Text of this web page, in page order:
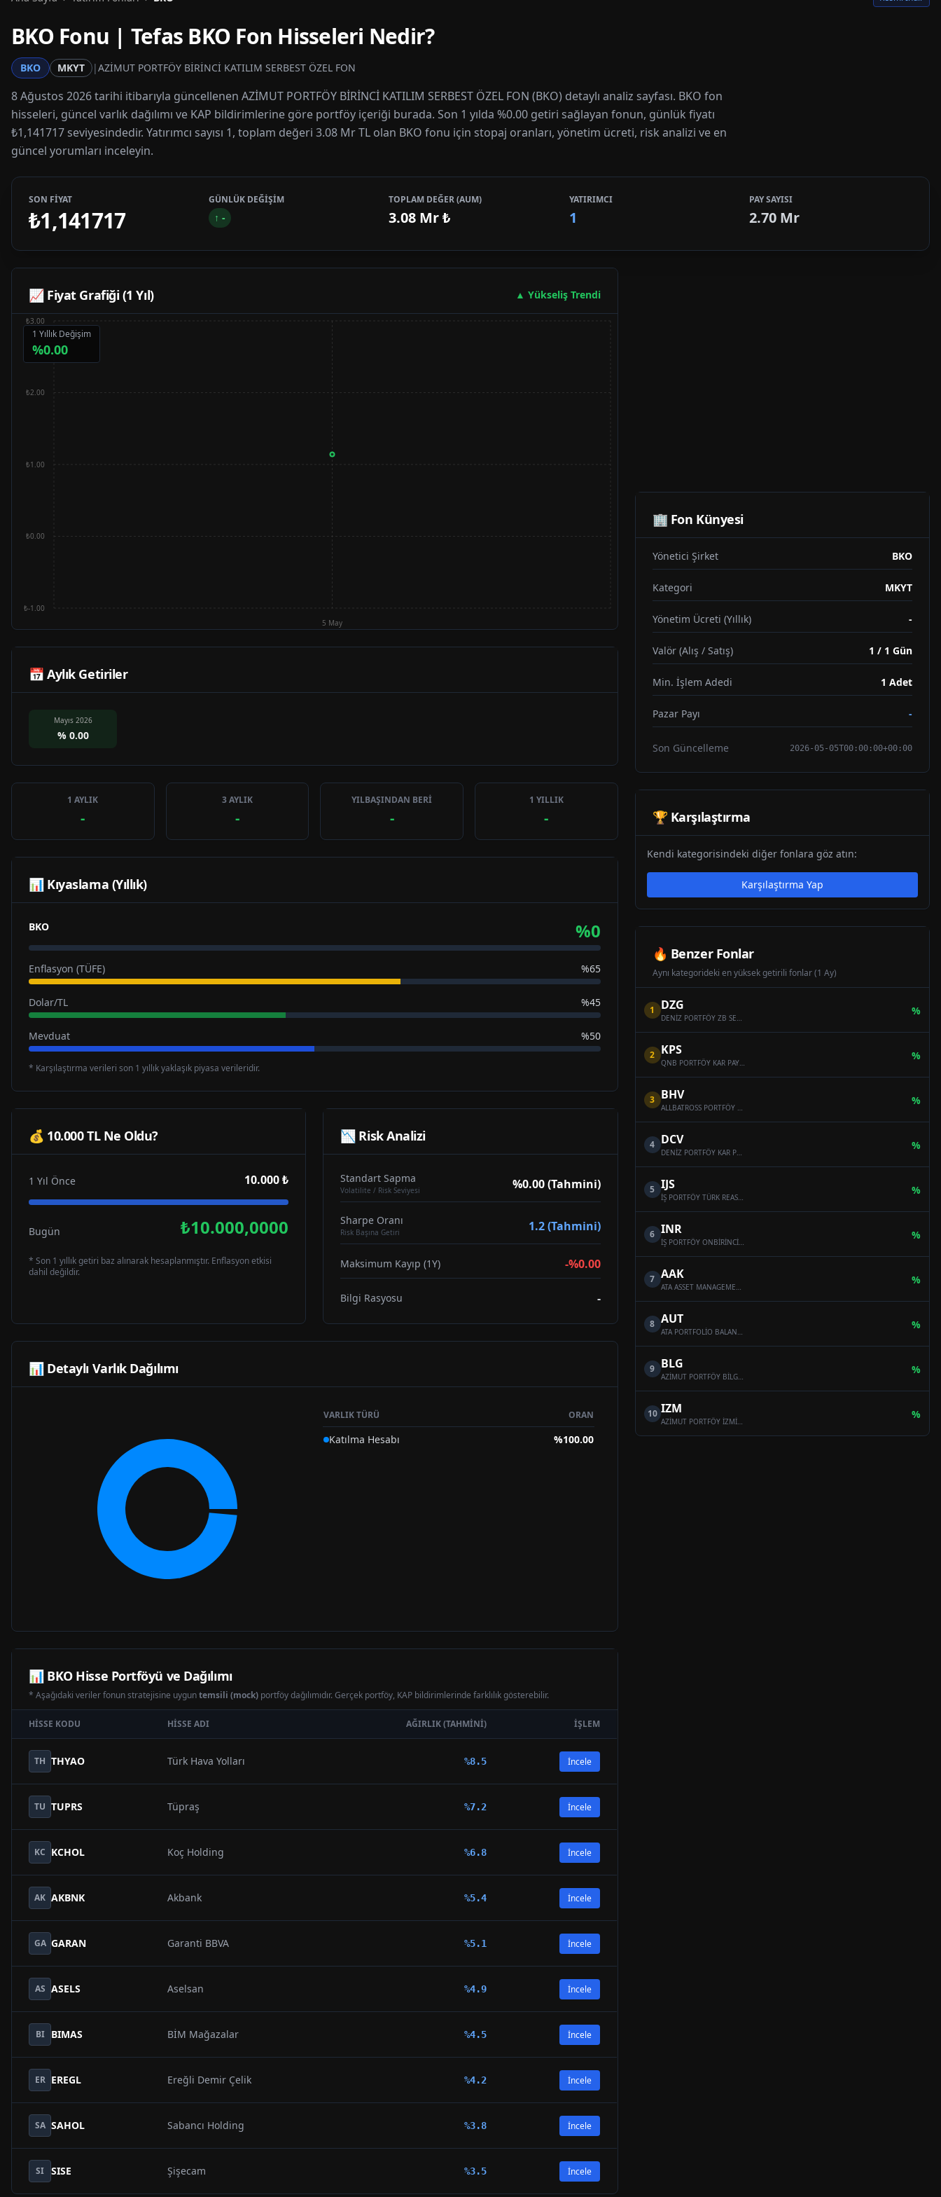
BKOFonu | Tefas BKO Fon Hisseleri Nedir?
BKO MKYT |AZİMUT PORTFÖY BİRİNCİ KATILIM SERBEST ÖZEL FON
8 Ağustos 2026 tarihi itibarıyla güncellenen AZİMUT PORTFÖY BİRİNCİ KATILIM SERBEST ÖZEL FON (BKO) detaylı analiz sayfası. BKO fon
hisseleri, güncel varlık dağılımı ve KAP bildirimlerine göre portföy içeriği burada. Son 1 yılda %0.00 getiri sağlayan fonun, günlük fiyatı
₺1,141717 seviyesindedir. Yatırımcı sayısı 1, toplam değeri 3.08 Mr TL olan BKO fonu için stopaj oranları, yönetim ücreti, risk analizi ve en
güncel yorumları inceleyin.
SON FİYAT
₺1,141717
GÜNLÜK DEĞİŞİM
↑ -
TOPLAM DEĞER (AUM)
3.08 Mr₺
YATIRIMCI
1
PAY SAYISI
2.70 Mr
📈 Fiyat Grafiği (1 Yıl) ▲ Yükseliş Trendi
1 Yıllık Değişim
%0.00
5 May
₺-1.00
₺0.00
₺1.00
₺2.00
₺3.00
📅 Aylık Getiriler
Mayıs 2026
% 0.00
1 AYLIK
-
3 AYLIK
-
YILBAŞINDAN BERİ
-
1 YILLIK
-
📊 Kıyaslama (Yıllık)
BKO %0
Enflasyon (TÜFE) %65
Dolar/TL %45
Mevduat %50
* Karşılaştırma verileri son 1 yıllık yaklaşık piyasa verileridir.
💰 10.000 TL Ne Oldu?
1 Yıl Önce 10.000 ₺
Bugün ₺10.000,0000
* Son 1 yıllık getiri baz alınarak hesaplanmıştır. Enflasyon etkisi
dahil değildir.
📉 Risk Analizi
Standart Sapma
Volatilite / Risk Seviyesi %0.00 (Tahmini)
Sharpe Oranı
Risk Başına Getiri 1.2 (Tahmini)
Maksimum Kayıp (1Y) -%0.00
Bilgi Rasyosu -
📊 Detaylı Varlık Dağılımı
VARLIK TÜRÜ ORAN
Katılma Hesabı %100.00
📊 BKOHisse Portföyü ve Dağılımı
* Aşağıdaki veriler fonun stratejisine uyguntemsili (mock) portföy dağılımıdır. Gerçek portföy, KAP bildirimlerinde farklılık gösterebilir.
HISSE KODU HISSE ADI AĞIRLIK (TAHMINI) İŞLEM
TH THYAO Türk Hava Yolları %8.5 İncele
TU TUPRS Tüpraş %7.2 İncele
KC KCHOL Koç Holding %6.8 İncele
AK AKBNK Akbank %5.4 İncele
GA GARAN Garanti BBVA %5.1 İncele
AS ASELS Aselsan %4.9 İncele
BI BIMAS BİM Mağazalar %4.5 İncele
ER EREGL Ereğli Demir Çelik %4.2 İncele
SA SAHOL Sabancı Holding %3.8 İncele
SI SISE Şişecam %3.5 İncele
🏢 Fon Künyesi
Yönetici Şirket BKO
Kategori MKYT
Yönetim Ücreti (Yıllık) -
Valör (Alış / Satış) 1 / 1 Gün
Min. İşlem Adedi 1 Adet
Pazar Payı -
Son Güncelleme 2026-05-05T00:00:00+00:00
🏆 Karşılaştırma
Kendi kategorisindeki diğer fonlara göz atın:
Karşılaştırma Yap
🔥 Benzer Fonlar
Aynı kategorideki en yüksek getirili fonlar (1 Ay)
1 DZG
DENİZ PORTFÖY ZB SERBEST (DÖVİZ) ÖZEL FON
%
2 KPS
QNB PORTFÖY KAR PAYI ÖDEYEN ONİKİNCİ SERBEST (DÖVİZ) FON
%
3 BHV
ALLBATROSS PORTFÖY BAHAR HİSSE SENEDİ SERBEST FON (HİSSE SENEDİ YOĞUN FON)
%
4 DCV
DENİZ PORTFÖY KAR PAYI ÖDEYEN SERBEST (DÖVİZ) FON
%
5 IJS
İŞ PORTFÖY TÜRK REASÜRANS SERBEST ÖZEL FON
%
6 INR
İŞ PORTFÖY ONBİRİNCİ SERBEST (DÖVİZ) FON
%
7 AAK
ATA ASSET MANAGEMENT MULTI-ASSET VARIABLE FUND
%
8 AUT
ATA PORTFOLİO BALANCED VARİABLE FUND
%
9 BLG
AZİMUT PORTFÖY BİLGE SERBEST ÖZEL FON
%
10 IZM
AZİMUT PORTFÖY İZMİR SERBEST (TL) ÖZEL FON
%